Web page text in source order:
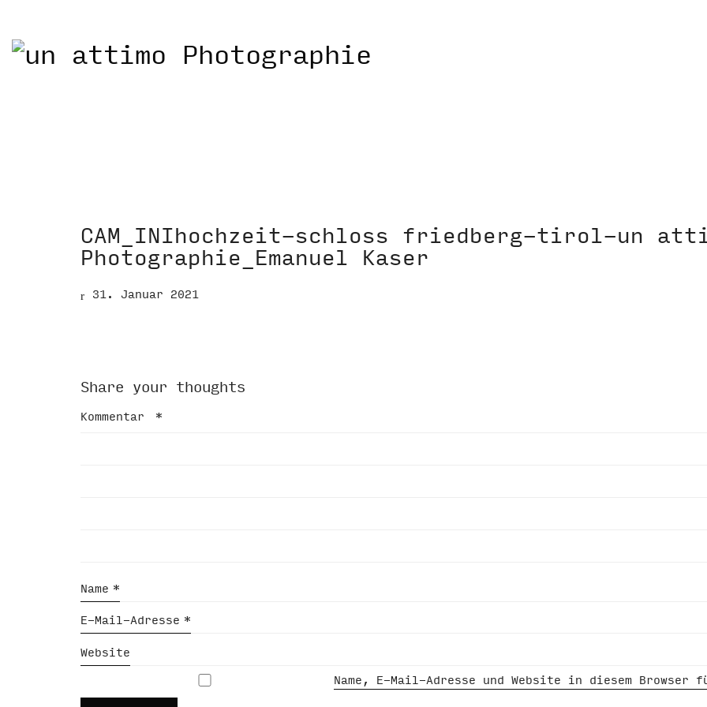
CAM_INIhochzeit-schloss friedberg-tirol-un
Photographie_Emanuel Kaser
31. Januar 2021
Share your thoughts
Kommentar *
Name *
E-Mail-Adresse *
Website
Name, E-Mail-Adresse und Website in diesem Browser